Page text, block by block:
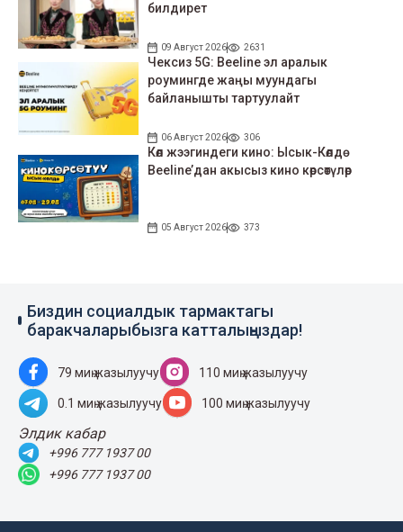
билдирет
09 Август 2026 2631
Чексиз 5G: Beeline эл аралык
роумингде жаңы муундагы
байланышты тартуулайт
06 Август 2026 306
Көл жээгиндеги кино: Ысык-Көлдө
Beeline’дан акысыз кино көрсөтүлөр
05 Август 2026 373
Биздин социалдык тармактагы
баракчаларыбызга катталыңыздар!
79 миң жазылуучу 110 миң жазылуучу
0.1 миң жазылуучу 100 миң жазылуучу
Элдик кабар
+996 777 1937 00
+996 777 1937 00